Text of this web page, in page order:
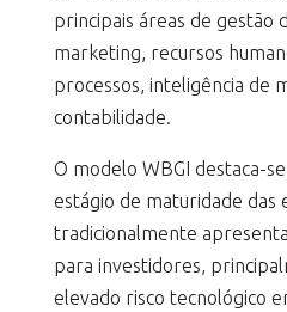
principais áreas de gestão
marketing, recursos
processos, inteligência de
contabilidade.
O modelo WBGI destaca-
estágio de maturidade das
tradicionalmente
para investidores,
elevado risco tecnológico